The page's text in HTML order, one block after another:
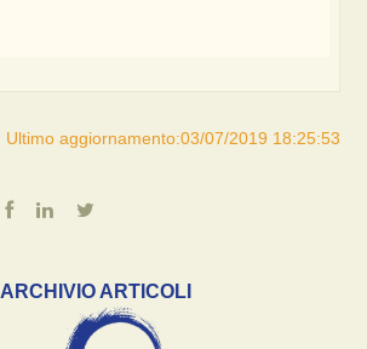
Ultimo aggiornamento:03/07/2019 18:25:53
ARCHIVIO ARTICOLI